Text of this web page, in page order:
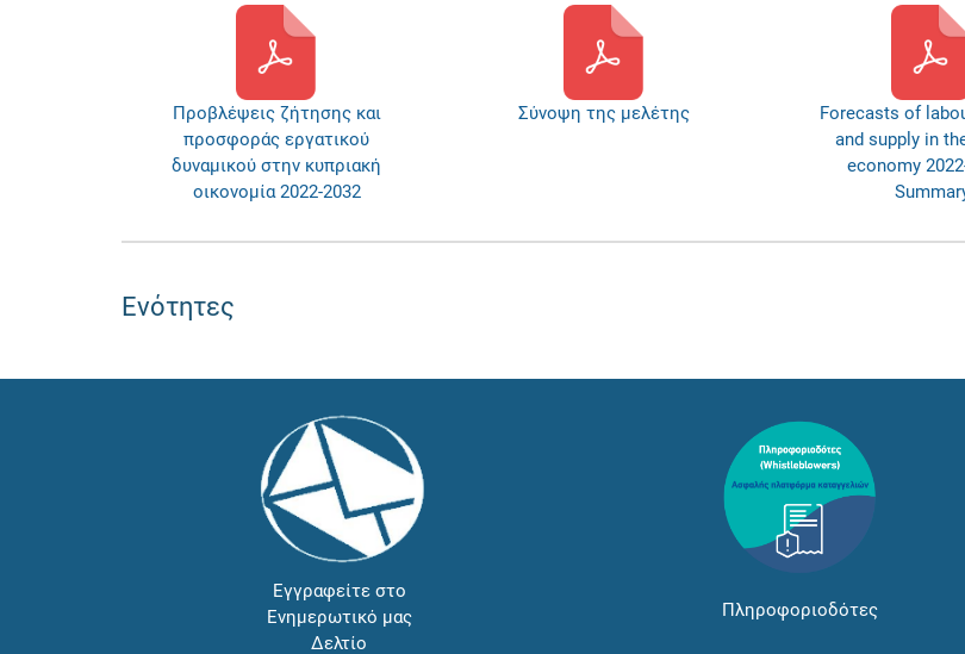
Προβλέψεις ζήτησης και
προσφοράς εργατικού
δυναμικού στην κυπριακή
οικονομία 2022-2032
Σύνοψη της μελέτης
Forecasts of
and supply in
economy
Ενότητες
Εγγραφείτε στο
Ενημερωτικό μας
Δελτίο
Πληροφοριοδότες